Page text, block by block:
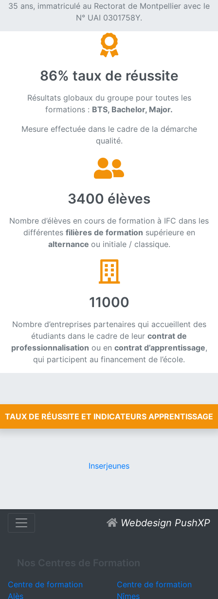
35 ans, immatriculé au Rectorat de Montpellier avec le
N° UAI 0301758Y.
86% taux de réussite
Résultats globaux du groupe pour toutes les
formations : BTS, Bachelor, Major.
Mesure effectuée dans le cadre de la démarche
qualité.
3400 élèves
Nombre d’élèves en cours de formation à IFC dans les
différentes filières de formation supérieure en
alternance ou initiale / classique.
11000
Nombre d’entreprises partenaires qui accueillent des
étudiants dans le cadre de leur contrat de
professionnalisation ou en contrat d’apprentissage,
qui participent au financement de l’école.
TAUX DE RÉUSSITE ET INDICATEURS APPRENTISSAGE
Inserjeunes
Webdesign PushXP
Nos Centres de Formation
Centre de formation
Alès
Centre de formation
Nîmes